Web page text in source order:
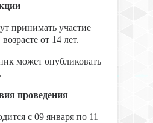
принимать участие
от 14 лет.
может опубликовать
проведения
с 09 января по 11